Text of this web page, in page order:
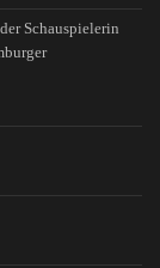
Schauspielerin